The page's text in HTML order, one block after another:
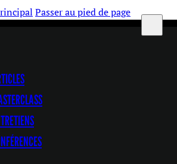
Passer au pied de page